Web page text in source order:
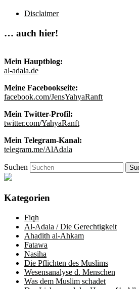
Disclaimer
… auch hier!
Mein Hauptblog:
al-adala.de
Meine Facebookseite:
facebook.com/JensYahyaRanft
Mein Twitter-Profil:
twitter.com/YahyaRanft
Mein Telegram-Kanal:
telegram.me/AlAdala
Suchen
Kategorien
Fiqh
Al-Adala / Die Gerechtigkeit
Ahadith al-Ahkam
Fatawa
Nasiha
Die Pflichten des Muslims
Wesensanalyse d. Menschen
Was dem Muslim schadet